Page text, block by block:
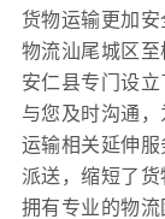
货物运输更加
物流汕尾城区
安仁县专门设
与您及时沟通
运输相关延伸
派送，缩短了货
拥有专业的物